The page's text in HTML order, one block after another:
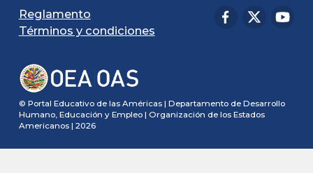
© Portal Educativo de las Américas | Departamento de Desarrollo
Humano, Educación y Empleo | Organización de los Estados
Americanos | 2026
Reglamento
Términos y condiciones